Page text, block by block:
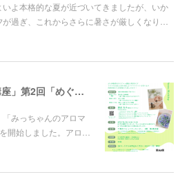
よ本格的な夏が近づいてきましたが、いか
過ぎ、これからさらに暑さが厳しくなり…
「みっちゃんのアロマ講座」第2回「めぐりと休息」～香りでゆるめるバスソルト講座～の募集を開始しました
みっちゃんのアロマ
開始しました。アロ…